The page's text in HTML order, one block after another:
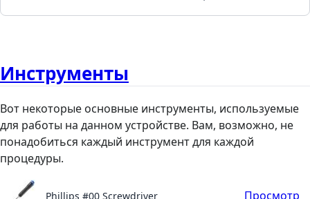
Инструменты
Вот некоторые основные инструменты, используемые
для работы на данном устройстве. Вам, возможно, не
понадобиться каждый инструмент для каждой
процедуры.
Phillips #00 Screwdriver Просмотр